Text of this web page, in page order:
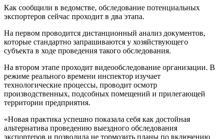
Как сообщили в ведомстве, обследование потенциальных
экспортеров сейчас проходит в два этапа.
На первом проводится дистанционный анализ документов,
которые стандартно запрашиваются у хозяйствующего
субъекта в ходе проведения такого обследования.
На втором этапе проходит видеообследование организации. В
режиме реального времени инспектор изучает
технологические процессы, проводит осмотр
производственных, подсобных помещений и прилегающей
территории предприятия.
«Новая практика успешно показала себя как достойная
альтернатива проведению выездного обследования
экспортеров и позволила не тормозить планы по включению